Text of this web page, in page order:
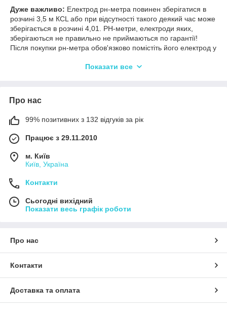
Дуже важливо: Електрод рн-метра повинен зберігатися в
розчині 3,5 м КСL або при відсутності такого деякий час може
зберігається в розчині 4,01. РН-метри, електроди яких,
зберігаються не правильно не приймаються по гарантії!
Після покупки рн-метра обов'язково помістіть його електрод у
Показати все
Про нас
99% позитивних з 132 відгуків за рік
Працює з 29.11.2010
м. Київ
Київ, Україна
Контакти
Сьогодні вихідний
Показати весь графік роботи
Про нас
Контакти
Доставка та оплата